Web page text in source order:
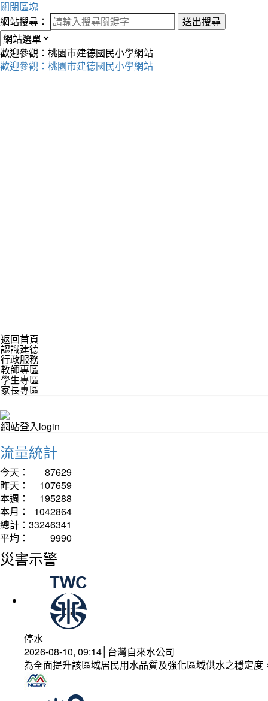
關閉區塊
網站搜尋：
送出搜尋
歡迎參觀：桃園市建德國民小學網站
歡迎參觀：桃園市建德國民小學網站
返回首頁
認識建德
行政服務
教師專區
學生專區
家長專區
網站登入login
流量統計
今天：
87629
昨天：
107659
本週：
195288
本月：
1042864
總計： 33246341
平均：
9990
災害示警
停水
2026-08-10, 09:14│台灣自來水公司
為全面提升該區域居民用水品質及強化區域供水之穩定